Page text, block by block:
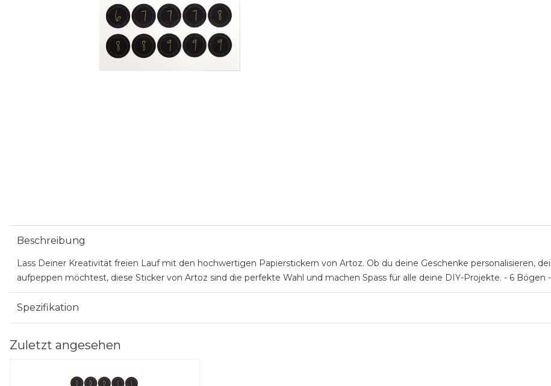
Beschreibung
Lass Deiner Kreativität freien Lauf mit den hochwertigen Papierstickern von Artoz. Ob du deine Geschenke personalisieren,
aufpeppen möchtest, diese Sticker von Artoz sind die perfekte Wahl und machen Spass für alle deine DIY-Projekte. - 6 Bögen
Spezifikation
Zuletzt angesehen